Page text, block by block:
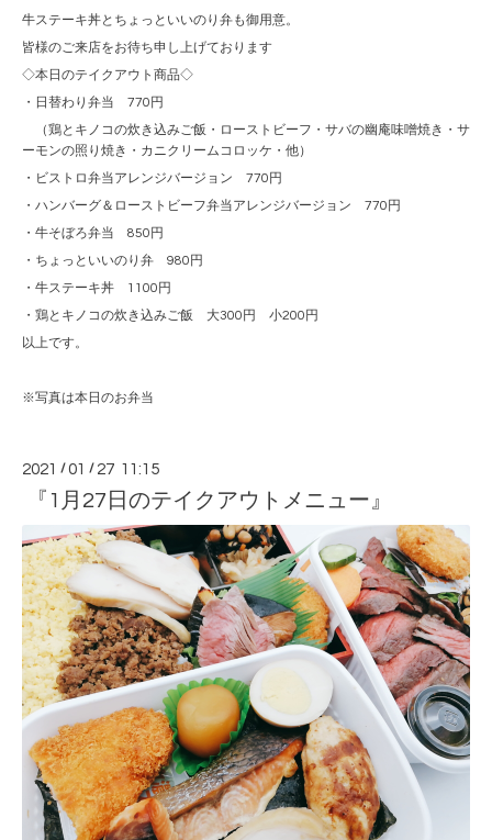
牛ステーキ丼とちょっといいのり弁も御用意。
皆様のご来店をお待ち申し上げております
◇本日のテイクアウト商品◇
・日替わり弁当 770円
（鶏とキノコの炊き込みご飯・ローストビーフ・サバの幽庵味噌焼き・サ
ーモンの照り焼き・カニクリームコロッケ・他）
・ビストロ弁当アレンジバージョン 770円
・ハンバーグ＆ローストビーフ弁当アレンジバージョン 770円
・牛そぼろ弁当 850円
・ちょっといいのり弁 980円
・牛ステーキ丼 1100円
・鶏とキノコの炊き込みご飯 大300円 小200円
以上です。
※写真は本日のお弁当
2021 /01 / 27 11:15
『1月27日のテイクアウトメニュー』